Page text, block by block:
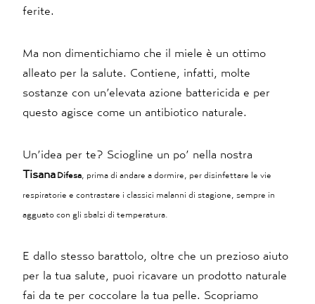
ferite.
Ma non dimentichiamo che il miele è un ottimo
alleato per la salute. Contiene, infatti, molte
sostanze con un’elevata azione battericida e per
questo agisce come un antibiotico naturale.
Un’idea per te? Sciogline un po’ nella nostra
Tisana Difesa , prima di andare a dormire, per disinfettare le vie
respiratorie e contrastare i classici malanni di stagione, sempre in
agguato con gli sbalzi di temperatura.
E dallo stesso barattolo, oltre che un prezioso aiuto
per la tua salute, puoi ricavare un prodotto naturale
fai da te per coccolare la tua pelle. Scopriamo